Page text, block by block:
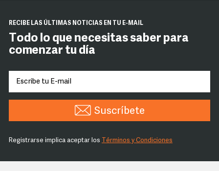
RECIBE LAS ÚLTIMAS NOTICIAS EN TU E-MAIL
Todo lo que necesitas saber para
comenzar tu día
Suscríbete
Registrarse implica aceptar los Términos y Condiciones